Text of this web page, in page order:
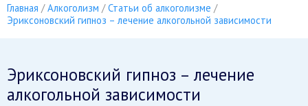
Главная Алкоголизм
Статьи об алкоголизме
Эриксоновский гипноз – лечение алкогольной зависимости
Эриксоновский гипноз – лечение
алкогольной зависимости